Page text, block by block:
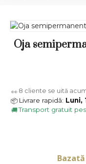
Oja
👀 8 cliente se uită
📦 Livrare rapidă: Luni,
🚚Transport gratuit